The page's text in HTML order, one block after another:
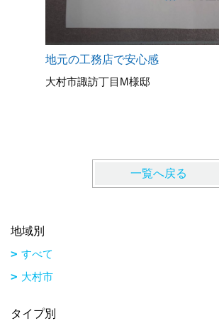
地元の工務店で安心感
大村市諏訪丁目M様邸
一覧へ戻る
地域別
すべて
大村市
タイプ別